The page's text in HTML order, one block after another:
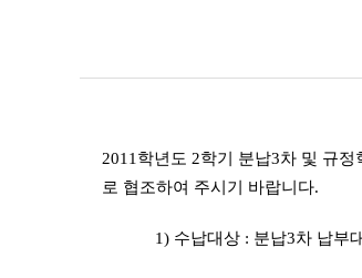
2011학년도 2학기 분납3차 및 규
로 협조하여 주시기 바랍니다.
1) 수납대상 : 분납3차 납부대상